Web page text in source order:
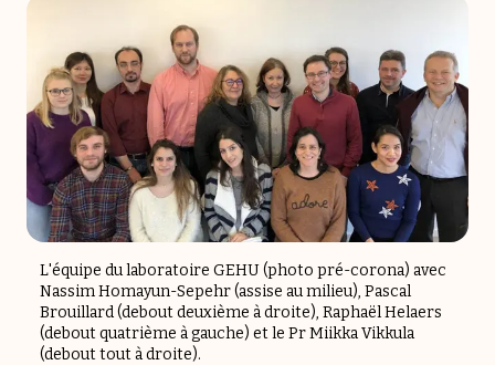
L'équipe du laboratoire GEHU (photo pré-corona) avec
Nassim Homayun-Sepehr (assise au milieu), Pascal
Brouillard (debout deuxième à droite), Raphaël Helaers
(debout quatrième à gauche) et le Pr Miikka Vikkula
(debout tout à droite).